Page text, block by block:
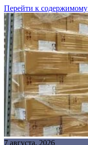
Перейти к содержимому
7 августа, 2026